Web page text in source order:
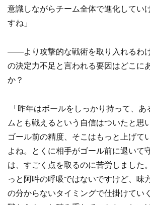
意識しながらチーム全体で進化してい
すね」
——より攻撃的な戦術を取り入れるわ
の決定力不足と言われる要因はどこに
か？
「昨年はボールをしっかり持って、あ
ムとも戦えるという自信はついたと思
ゴール前の精度、そこはもっと上げて
よね。とくに相手がゴール前に退いて
は、すごく点を取るのに苦労しました
っと阿吽の呼吸ではないですけど、味
の分からないタイミングで仕掛けてい